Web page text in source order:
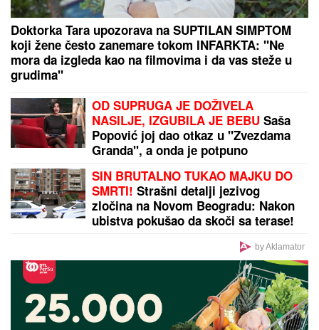
Doktorka Tara upozorava na SUPTILAN SIMPTOM
koji žene često zanemare tokom INFARKTA: "Ne
mora da izgleda kao na filmovima i da vas steže u
grudima"
OD SUPRUGA JE DOŽIVELA
NASILJE, IZGUBILA JE BEBU Saša
Popović joj dao otkaz u "Zvezdama
Granda", a onda je potpuno
SIN BRUTALNO TUKAO MAJKU DO
SMRTI! Strašni detalji jezivog
zločina na Novom Beogradu: Nakon
ubistva pokušao da skoči sa terase!
by Aklamator